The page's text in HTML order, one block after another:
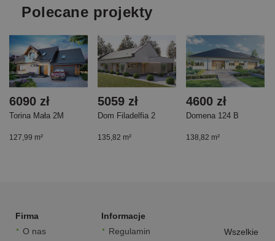
Polecane projekty
Torina Mała 2M
127,99 m²
6090 zł
Dom Filadelfia 2
135,82 m²
5059 zł
Domena 124 B
138,82 m²
4600 zł
Firma
O nas
Informacje
Regulamin
Wszelkie